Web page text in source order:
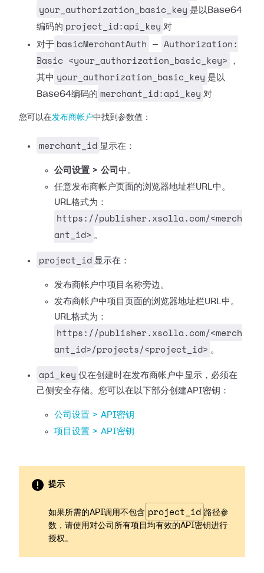
your_authorization_basic_key 是以Base64
编码的 project_id:api_key 对
对于 basicMerchantAuth —
Authorization:
Basic <your_authorization_basic_key>
，
其中 your_authorization_basic_key 是以
Base64编码的 merchant_id:api_key 对
您可以在发布商帐户中找到参数值：
merchant_id 显示在：
公司设置 > 公司 中。
任意发布商帐户页面的浏览器地址栏URL中。
URL格式为：
https://publisher.xsolla.com/<merch
ant_id> 。
project_id 显示在：
发布商帐户中项目名称旁边。
发布商帐户中项目页面的浏览器地址栏URL中。
URL格式为：
https://publisher.xsolla.com/<merch
ant_id>/projects/<project_id> 。
api_key 仅在创建时在发布商帐户中显示，必须在
己侧安全存储。您可以在以下部分创建API密钥：
公司设置 > API密钥
项目设置 > API密钥
提示
如果所需的API调用不包含 project_id 路径参
数，请使用对公司所有项目均有效的API密钥进行
授权。